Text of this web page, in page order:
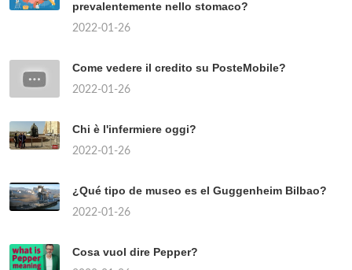
prevalentemente nello stomaco?
2022-01-26
Come vedere il credito su PosteMobile?
2022-01-26
Chi è l'infermiere oggi?
2022-01-26
¿Qué tipo de museo es el Guggenheim Bilbao?
2022-01-26
Cosa vuol dire Pepper?